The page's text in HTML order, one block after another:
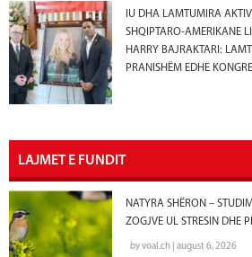
IU DHA LAMTUMIRA
SHQIPTARO-AMERIKANE
HARRY BAJRAKTARI:
PRANISHËM EDHE
LAJMET E FUNDIT
NATYRA SHËRON –
ZOGJVE UL STRESIN DHE
by voal.ch | august 6, 2026